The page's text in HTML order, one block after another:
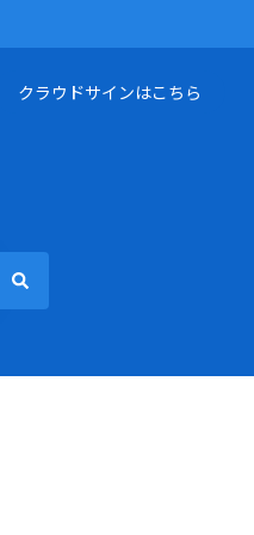
クラウドサインはこちら